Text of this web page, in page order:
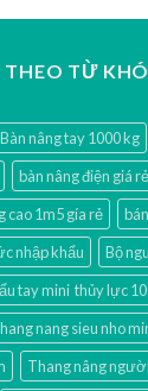
TỪ
Bàn nâng tay 1000 kg
bàn nâng điện giá
cao 1m5 gía rẻ
nhập khẩu
Bộ
tay mini thủy lực
nang sieu nho
Thang nâng